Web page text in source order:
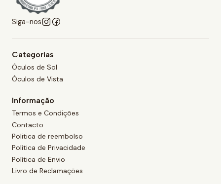
Siga-nos
Categorias
Óculos de Sol
Óculos de Vista
Informação
Termos e Condições
Contacto
Politica de reembolso
Política de Privacidade
Política de Envio
Livro de Reclamações